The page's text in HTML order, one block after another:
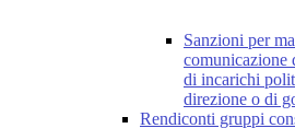
Sanzioni per
comunicazione
di incarichi
direzione o di
Rendiconti gruppi